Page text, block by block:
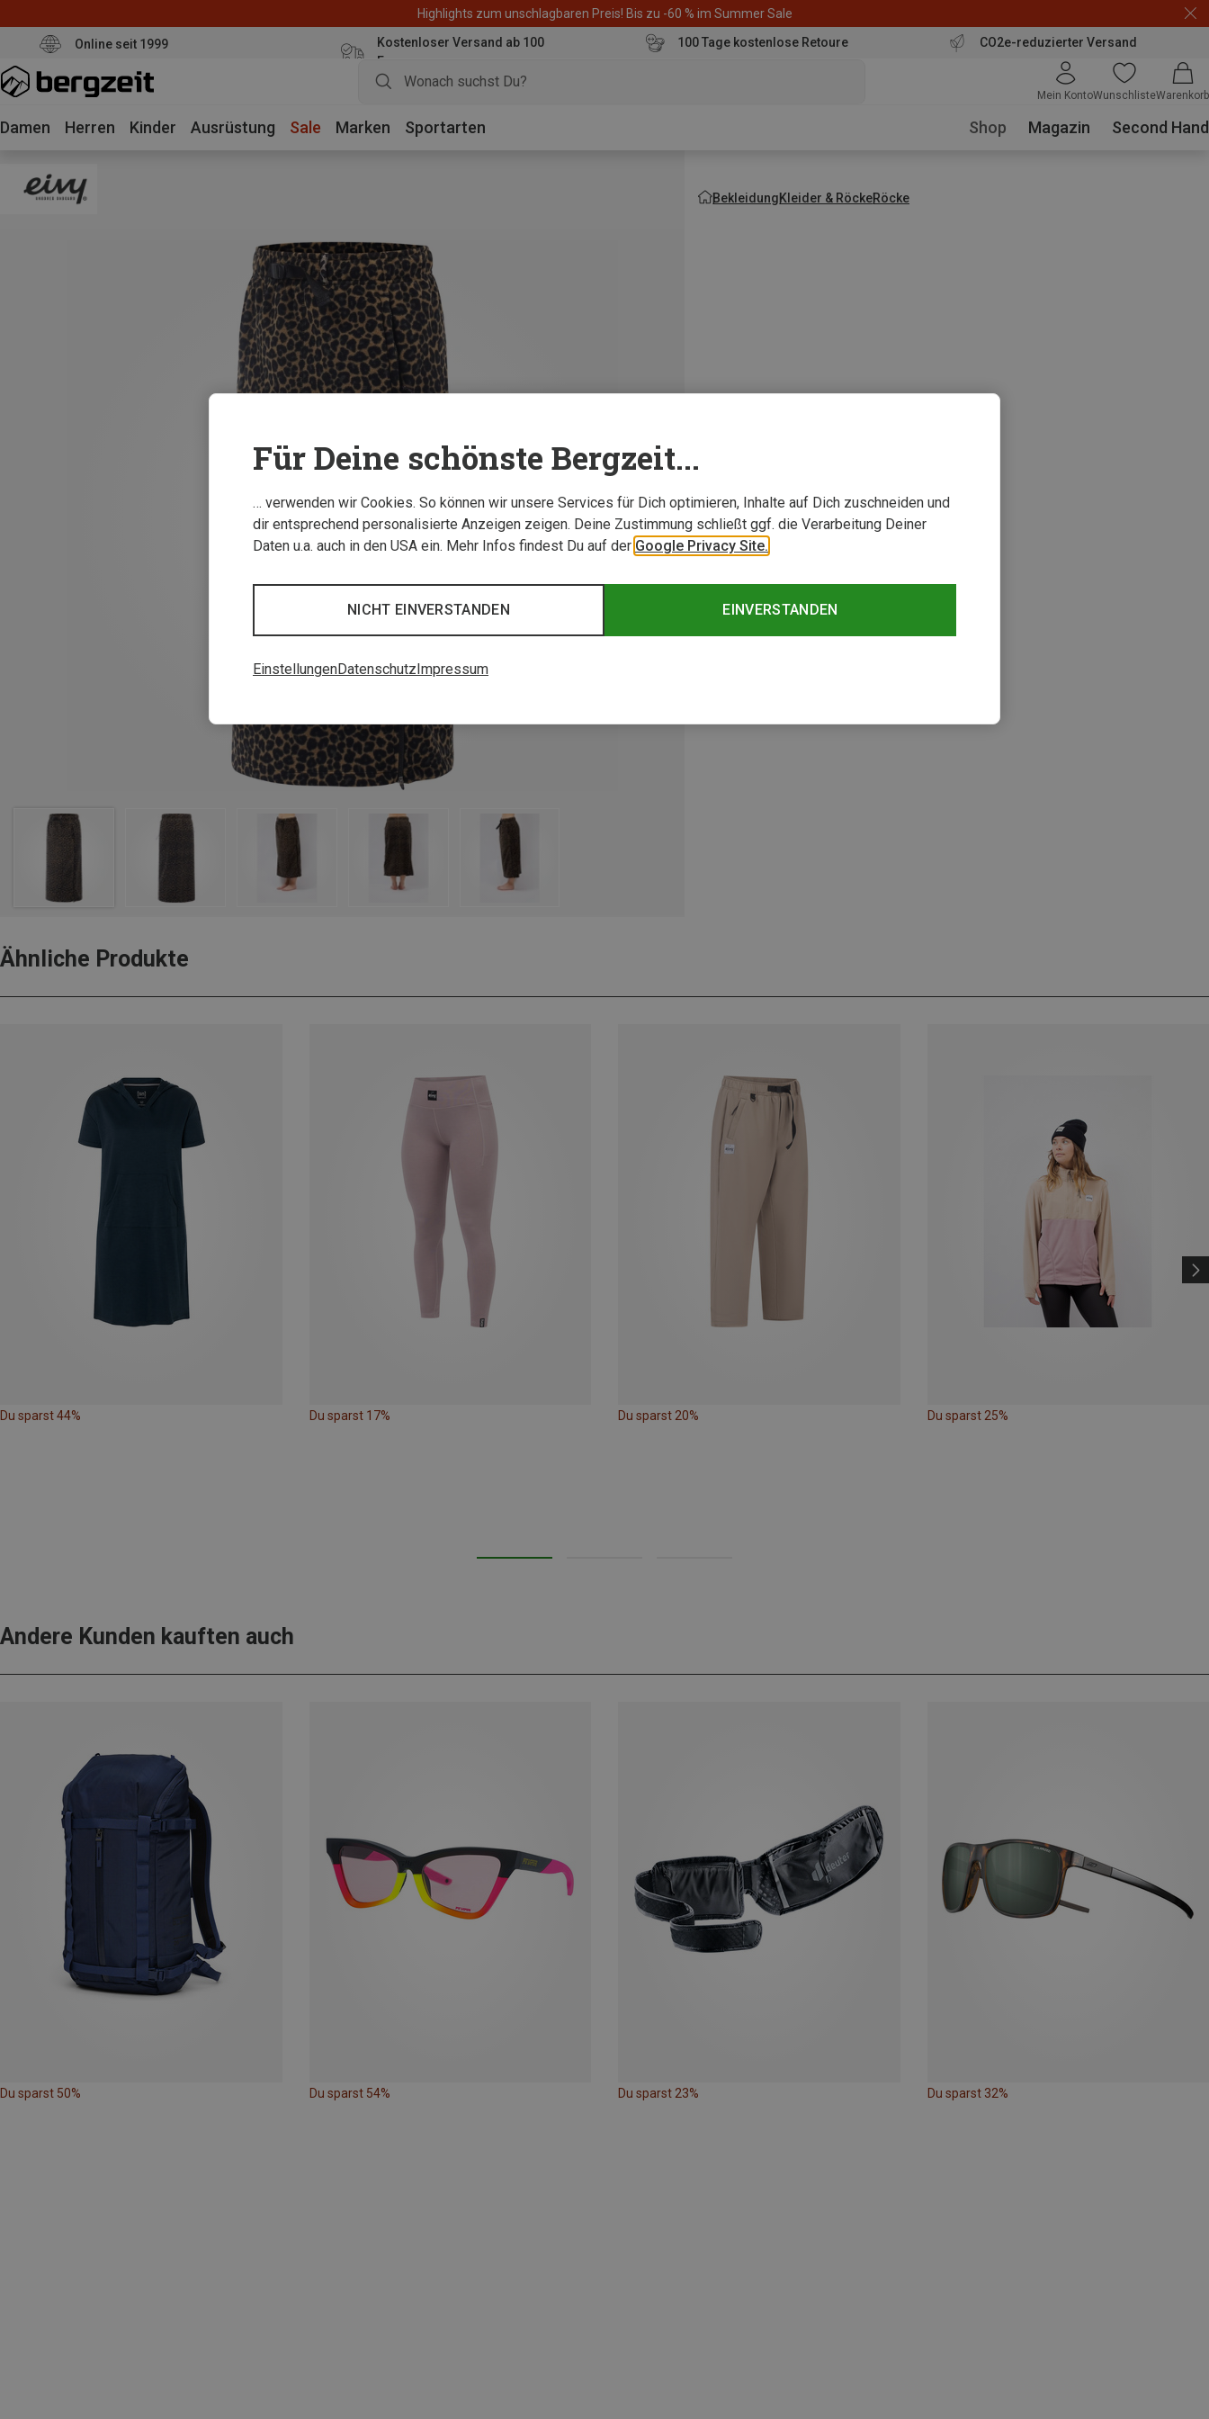
Highlights zum unschlagbaren Preis! Bis zu -60 % im Summer Sale
Online seit 1999
Kostenloser Versand ab 100
Euro
100 Tage kostenlose Retoure CO2e-reduzierter Versand
Mein KontoWunschlisteWarenkorb
Damen Herren Kinder Ausrüstung Sale Marken Sportarten Shop Magazin Second Hand
BekleidungKleider & RöckeRöcke
Ähnliche Produkte
Du sparst 44% Du sparst 17% Du sparst 20% Du sparst 25%
Andere Kunden kauften auch
Du sparst 50% Du sparst 54% Du sparst 23% Du sparst 32%
Für Deine schönste Bergzeit...
… verwenden wir Cookies. So können wir unsere Services für Dich optimieren, Inhalte auf Dich zuschneiden und
dir entsprechend personalisierte Anzeigen zeigen. Deine Zustimmung schließt ggf. die Verarbeitung Deiner
Daten u.a. auch in den USA ein. Mehr Infos findest Du auf der Google Privacy Site.
EINVERSTANDEN
NICHT EINVERSTANDEN
EinstellungenDatenschutzImpressum